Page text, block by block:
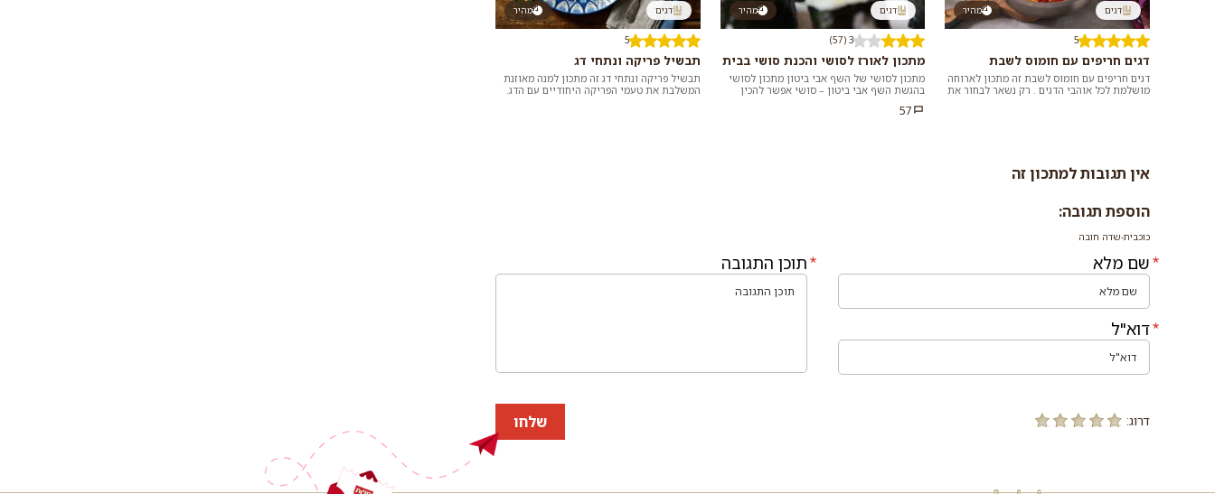
מהיר דגים
5
דגים חריפים עם חומוס לשבת
דגים חריפים עם חומוס לשבת זה מתכון לארוחה
מושלמת לכל אוהבי הדגים . רק נשאר לבחור את
מהיר דגים
3 (57)
מתכון לאורז לסושי והכנת סושי בבית
מתכון לסושי של השף אבי ביטון מתכון לסושי
בהגשת השף אבי ביטון – סושי אפשר להכין
57
מהיר דגים
5
תבשיל פריקה ונתחי דג
תבשיל פריקה ונתחי דג זה מתכון למנה מאוזנת
המשלבת את טעמי הפריקה היחודיים עם הדג.
אין תגובות למתכון זה
הוספת תגובה:
כוכבית-שדה חובה
שם מלא
דוא"ל
תוכן התגובה
דרוג: שלחו